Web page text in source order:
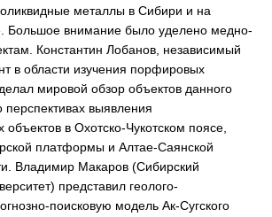
металлы в Сибири и на
Большое внимание было уделено медно-
Константин Лобанов, независимый
в области изучения порфировых
мировой обзор объектов данного
перспективах выявления
в Охотско-Чукотском поясе,
платформы и Алтае-Саянской
Владимир Макаров (Сибирский
представил геолого-
поисковую модель Ак-Сугского